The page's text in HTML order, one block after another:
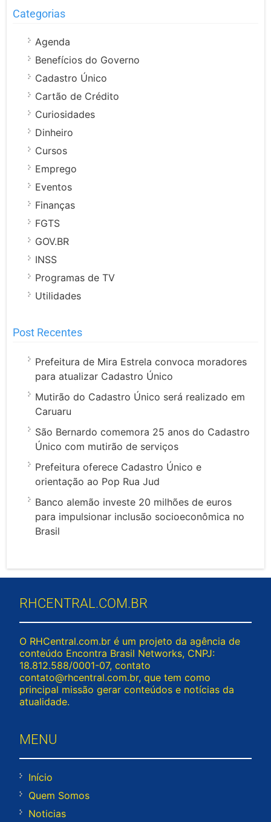
Categorias
Agenda
Benefícios do Governo
Cadastro Único
Cartão de Crédito
Curiosidades
Dinheiro
Cursos
Emprego
Eventos
Finanças
FGTS
GOV.BR
INSS
Programas de TV
Utilidades
Post Recentes
Prefeitura de Mira Estrela convoca moradores
para atualizar Cadastro Único
Mutirão do Cadastro Único será realizado em
Caruaru
São Bernardo comemora 25 anos do Cadastro
Único com mutirão de serviços
Prefeitura oferece Cadastro Único e
orientação ao Pop Rua Jud
Banco alemão investe 20 milhões de euros
para impulsionar inclusão socioeconômica no
Brasil
RHCENTRAL.COM.BR
O RHCentral.com.br é um projeto da agência de
conteúdo Encontra Brasil Networks, CNPJ:
18.812.588/0001-07, contato
contato@rhcentral.com.br, que tem como
principal missão gerar conteúdos e notícias da
atualidade.
MENU
Início
Quem Somos
Noticias